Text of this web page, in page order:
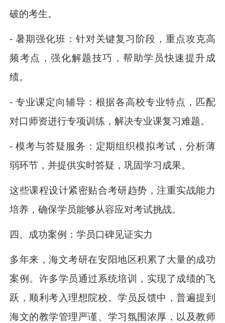
破的考生。
- 暑期强化班：针对关键复习阶段，重点攻克高
频考点，强化解题技巧，帮助学员快速提升成
绩。
- 专业课定向辅导：根据各高校专业特点，匹配
对口师资进行专项训练，解决专业课复习难题。
- 模考与答疑服务：定期组织模拟考试，分析薄
弱环节，并提供实时答疑，巩固学习成果。
这些课程设计紧密贴合考研趋势，注重实战能力
培养，确保学员能够从容应对考试挑战。
四、成功案例：学员口碑见证实力
多年来，海文考研在安阳地区积累了大量的成功
案例。许多学员通过系统培训，实现了成绩的飞
跃，顺利考入理想院校。学员反馈中，普遍提到
海文的教学管理严谨、学习氛围浓厚，以及教师